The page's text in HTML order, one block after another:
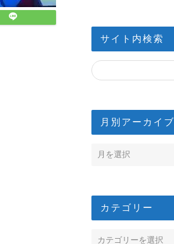
サイト内検索
月別アーカイブ
カテゴリー